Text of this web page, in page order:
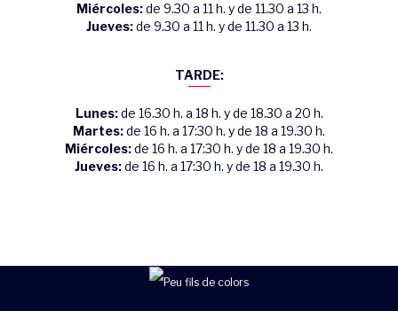
Miércoles:de 9.30 a 11 h. y de 11.30 a 13 h.
Jueves:de 9.30 a 11 h. y de 11.30 a 13 h.
TARDE:
Lunes:de 16.30 h. a 18 h. y de 18.30 a 20 h.
Martes:de 16 h. a 17:30 h. y de 18 a 19.30 h.
Miércoles:de 16 h. a 17:30 h. y de 18 a 19.30 h.
Jueves:de 16 h. a 17:30 h. y de 18 a 19.30 h.